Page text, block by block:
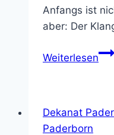
Anfangs ist
aber: Der
WeiterlesenDer
Dekanat
Paderborn